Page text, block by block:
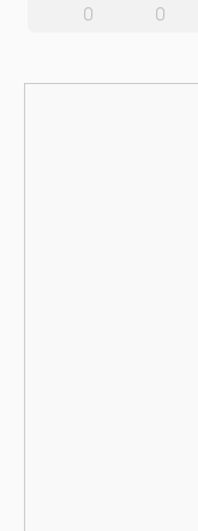
0 0